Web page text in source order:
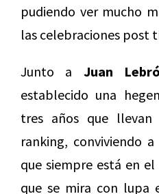
pudiendo ver mucho
las celebraciones post
Junto a Juan
establecido una
tres años que
ranking, conviviendo
que siempre está en
que se mira con lupa